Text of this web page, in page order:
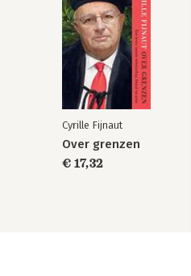
Cyrille Fijnaut
Over grenzen
€ 17,32